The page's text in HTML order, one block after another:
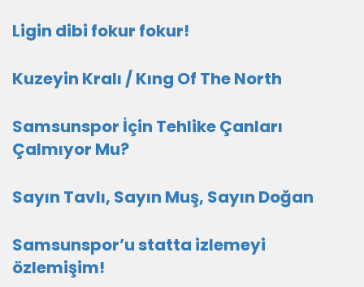
Ligin dibi fokur fokur!
Kuzeyin Kralı / Kıng Of The North
Samsunspor İçin Tehlike Çanları
Çalmıyor Mu?
Sayın Tavlı, Sayın Muş, Sayın Doğan
Samsunspor’u statta izlemeyi
özlemişim!